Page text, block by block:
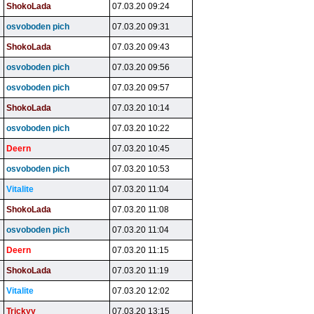
ShokoLada 07.03.20 09:24
osvoboden pich 07.03.20 09:31
ShokoLada 07.03.20 09:43
osvoboden pich 07.03.20 09:56
osvoboden pich 07.03.20 09:57
ShokoLada 07.03.20 10:14
osvoboden pich 07.03.20 10:22
Deern 07.03.20 10:45
osvoboden pich 07.03.20 10:53
Vitalite 07.03.20 11:04
ShokoLada 07.03.20 11:08
osvoboden pich 07.03.20 11:04
Deern 07.03.20 11:15
ShokoLada 07.03.20 11:19
Vitalite 07.03.20 12:02
Trickyy 07.03.20 13:15